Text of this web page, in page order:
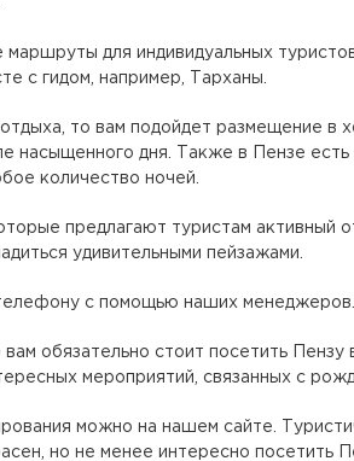
для индивидуальных
с гидом, например, Тарханы.
то вам подойдет размещение в
насыщенного дня. Также в Пензе
количество ночей.
предлагают туристам активный
удивительными пейзажами.
с помощью наших менеджеров.
обязательно стоит посетить
мероприятий, связанных с
можно на нашем сайте.
но не менее интересно посетить